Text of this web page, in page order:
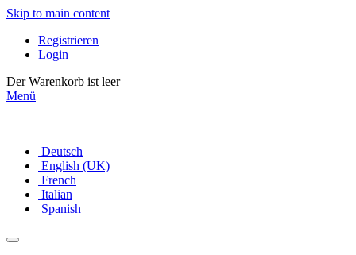
Skip to main content
Registrieren
Login
Der Warenkorb ist leer
Menü
Deutsch
English (UK)
French
Italian
Spanish